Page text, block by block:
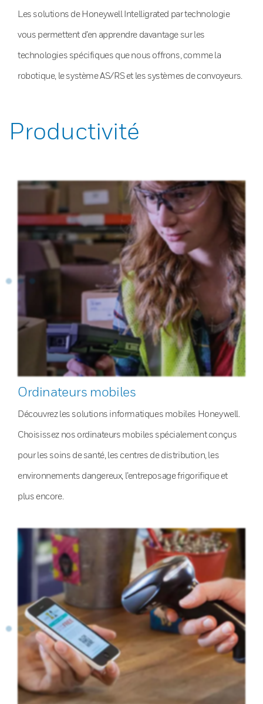
Les solutions de Honeywell Intelligrated par technologie
vous permettent d’en apprendre davantage sur les
technologies spécifiques que nous offrons, comme la
robotique, le système AS/RS et les systèmes de convoyeurs.
Productivité
Ordinateurs mobiles
Découvrez les solutions informatiques mobiles Honeywell.
Choisissez nos ordinateurs mobiles spécialement conçus
pour les soins de santé, les centres de distribution, les
environnements dangereux, l’entreposage frigorifique et
plus encore.